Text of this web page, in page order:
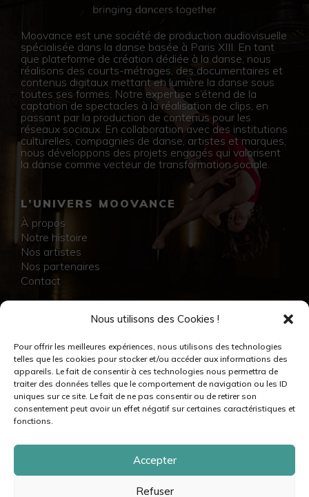
Nous utilisons des Cookies !
Pour offrir les meilleures expériences, nous utilisons des technologies
telles que les cookies pour stocker et/ou accéder aux informations des
appareils. Le fait de consentir à ces technologies nous permettra de
traiter des données telles que le comportement de navigation ou les ID
uniques sur ce site. Le fait de ne pas consentir ou de retirer son
consentement peut avoir un effet négatif sur certaines caractéristiques et
fonctions.
Accepter
Refuser
Moovance est une société de production audiovisuelle
spécialisée dans la danse basée à Paris XIII. En tant
que plateforme de création dédiée à la danse, nous
réalisons des courts-métrages, des documentaires et
contenus digitaux mettant en lumière la danse sous
toutes ses formes. Notre expertise s’étend de la
captation de spectacles à la réalisation de clips, en
passant par la production de contenus pour les
réseaux sociaux. En collaboration avec des institutions
culturelles, compagnies de danse, artistes et marques,
nous développons des projets engagés qui valorisent
la danse comme vecteur de transformation sociale.
L’UNIVERS MOOVANCE
À propos
Notre histoire
Nos artistes
Nos partenaires
Contact
NOS RÉALISATIONS
Immersion
Accompagnement artistique
Production créative
Danseuses et danseurs
Musiciennes et musiciens
Créatrices et créateurs